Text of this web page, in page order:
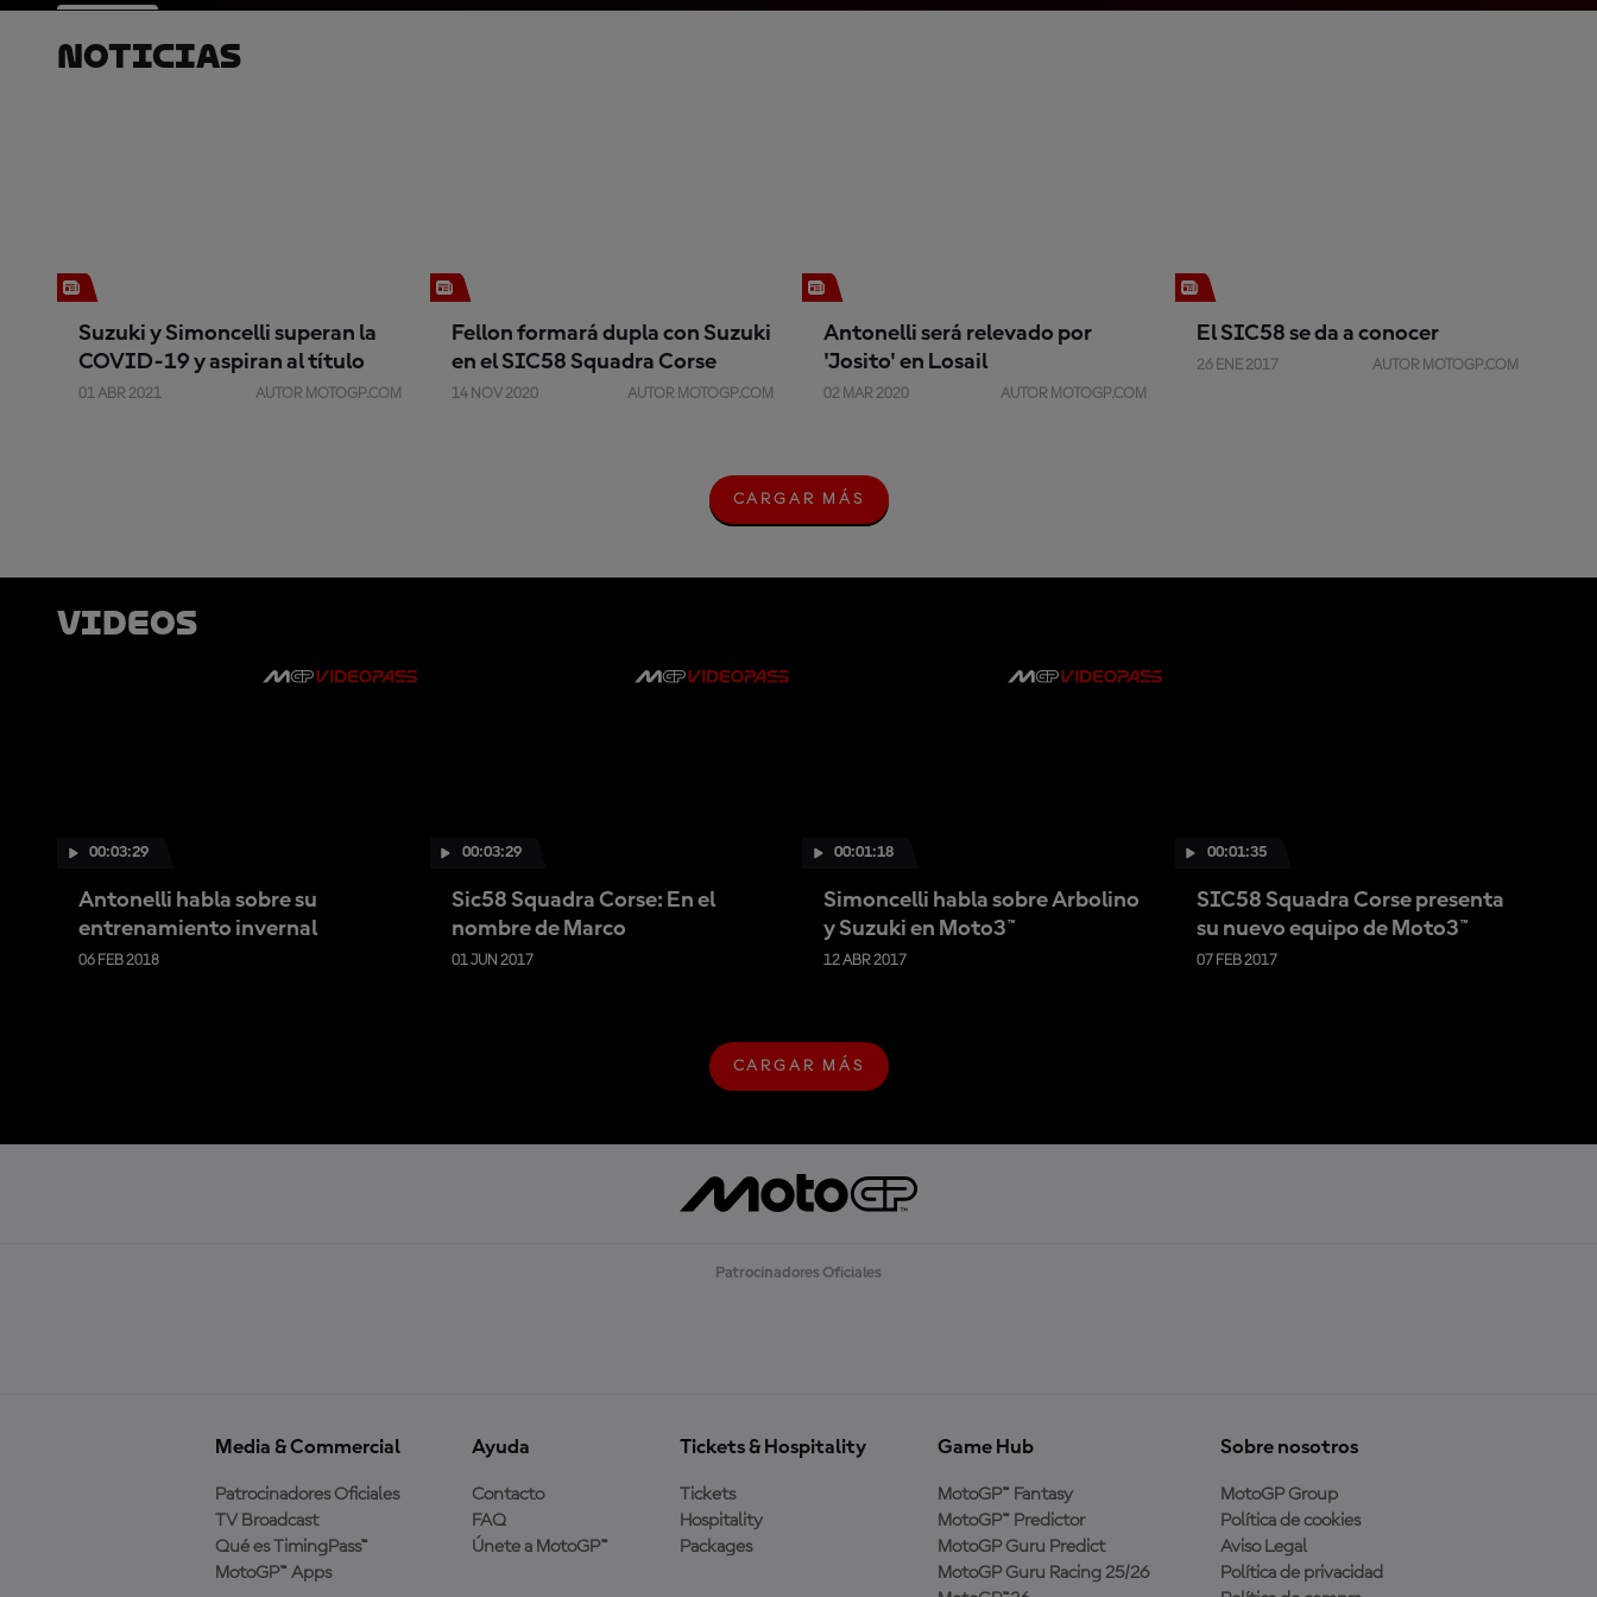
Noticias
Suzuki y Simoncelli superan la
COVID-19 y aspiran al título
01 ABR 2021 AUTOR MOTOGP.COM
Fellon formará dupla con Suzuki
en el SIC58 Squadra Corse
14 NOV 2020 AUTOR MOTOGP.COM
Antonelli será relevado por
'Josito' en Losail
02 MAR 2020 AUTOR MOTOGP.COM
El SIC58 se da a conocer
26 ENE 2017 AUTOR MOTOGP.COM
C
A
CARGAR MÁS
Videos
00:03:29
Antonelli habla sobre su
entrenamiento invernal
06 FEB 2018
00:03:29
Sic58 Squadra Corse: En el
nombre de Marco
01 JUN 2017
00:01:18
Simoncelli habla sobre Arbolino
y Suzuki en Moto3™
12 ABR 2017
00:01:35
SIC58 Squadra Corse presenta
su nuevo equipo de Moto3™
07 FEB 2017
C
A
R
Á
CARGAR MÁS
Patrocinadores Oficiales
Media & Commercial
Patrocinadores Oficiales
TV Broadcast
Qué es TimingPass™
MotoGP™ Apps
Ayuda
Contacto
FAQ
Únete a MotoGP™
Tickets & Hospitality
Tickets
Hospitality
Packages
Game Hub
MotoGP™ Fantasy
MotoGP™ Predictor
MotoGP Guru Predict
MotoGP Guru Racing 25/26
Sobre nosotros
MotoGP Group
Política de cookies
Aviso Legal
Política de privacidad